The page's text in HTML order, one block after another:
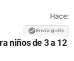
Hace:
Envío gratis
niños de 3 a 12